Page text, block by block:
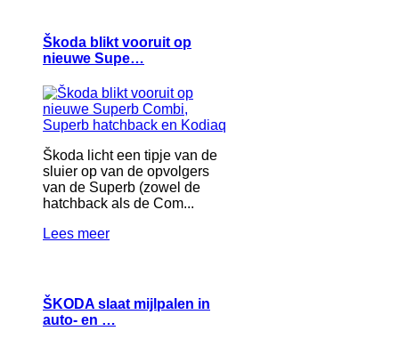
Škoda blikt vooruit op
nieuwe Supe…
Škoda licht een tipje van de
sluier op van de opvolgers
van de Superb (zowel de
hatchback als de Com...
Lees meer
ŠKODA slaat mijlpalen in
auto- en …